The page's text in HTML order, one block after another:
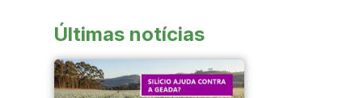
Últimas notícias